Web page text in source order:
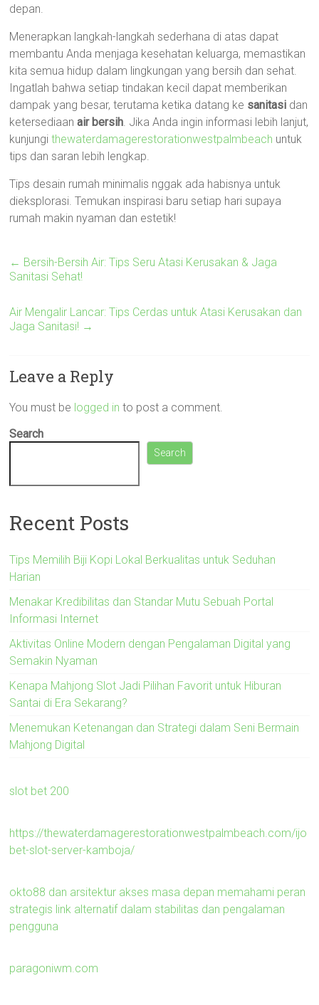
depan.
Menerapkan langkah-langkah sederhana di atas dapat
membantu Anda menjaga kesehatan keluarga, memastikan
kita semua hidup dalam lingkungan yang bersih dan sehat.
Ingatlah bahwa setiap tindakan kecil dapat memberikan
dampak yang besar, terutama ketika datang ke sanitasi dan
ketersediaanair bersih. Jika Anda ingin informasi lebih lanjut,
kunjungithewaterdamagerestorationwestpalmbeach untuk
tips dan saran lebih lengkap.
Tips desain rumah minimalis nggak ada habisnya untuk
dieksplorasi. Temukan inspirasi baru setiap hari supaya
rumah makin nyaman dan estetik!
← Bersih-Bersih Air: Tips Seru Atasi Kerusakan & Jaga
Sanitasi Sehat!
Air Mengalir Lancar: Tips Cerdas untuk Atasi Kerusakan dan
Jaga Sanitasi! →
Leave a Reply
You must be logged in to post a comment.
Search
Search
Recent Posts
Tips Memilih Biji Kopi Lokal Berkualitas untuk Seduhan
Harian
Menakar Kredibilitas dan Standar Mutu Sebuah Portal
Informasi Internet
Aktivitas Online Modern dengan Pengalaman Digital yang
Semakin Nyaman
Kenapa Mahjong Slot Jadi Pilihan Favorit untuk Hiburan
Santai di Era Sekarang?
Menemukan Ketenangan dan Strategi dalam Seni Bermain
Mahjong Digital
slot bet 200
https://thewaterdamagerestorationwestpalmbeach.com/ijo
bet-slot-server-kamboja/
okto88 dan arsitektur akses masa depan memahami peran
strategis link alternatif dalam stabilitas dan pengalaman
pengguna
paragoniwm.com